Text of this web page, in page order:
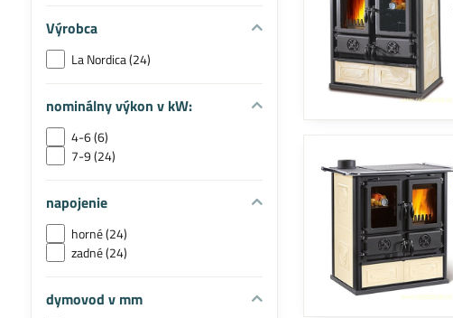
Výrobca
La Nordica (24)
nominálny výkon v kW:
4-6 (6)
7-9 (24)
napojenie
horné (24)
zadné (24)
dymovod v mm